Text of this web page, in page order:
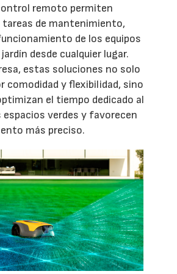
remoto permiten
tareas de mantenimiento,
de los equipos
desde cualquier lugar.
estas soluciones no solo
comodidad y flexibilidad, sino
el tiempo dedicado al
espacios verdes y favorecen
más preciso.